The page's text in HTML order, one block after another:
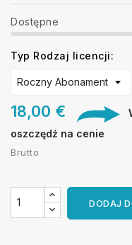
Dostępne
Typ Rodzaj licencji:
18,00 €
oszczędź na cenie
Brutto
DODAJ